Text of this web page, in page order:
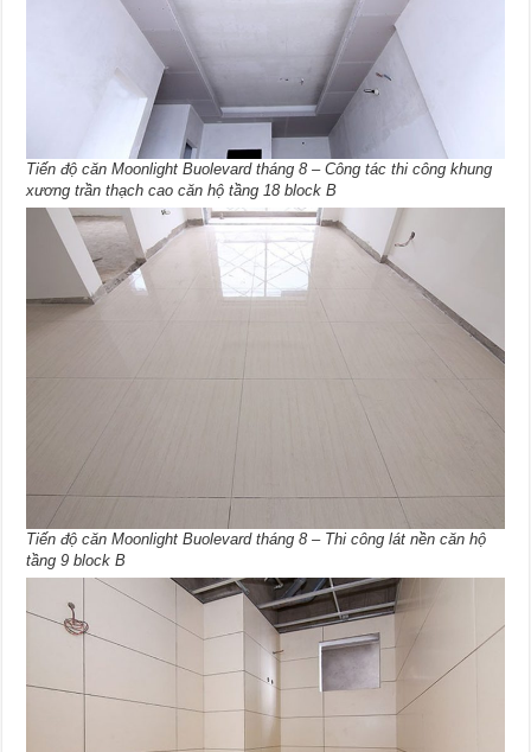
Tiến độ căn Moonlight Buolevard tháng 8 – Công tác thi công khung
xương trần thạch cao căn hộ tầng 18 block B
Tiến độ căn Moonlight Buolevard tháng 8 – Thi công lát nền căn hộ
tầng 9 block B